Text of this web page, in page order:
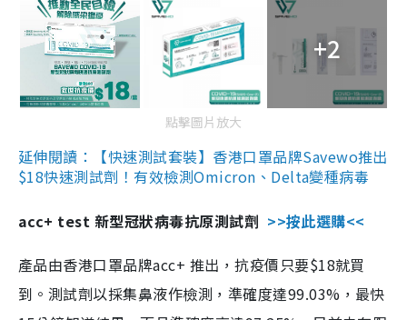
+2
點擊圖片放大
延伸閱讀：【快速測試套裝】香港口罩品牌Savewo推出
$18快速測試劑！有效檢測Omicron、Delta變種病毒
acc+ test 新型冠狀病毒抗原測試劑 >>按此選購<<
產品由香港口罩品牌acc+ 推出，抗疫價只要$18就買
到。測試劑以採集鼻液作檢測，準確度達99.03%，最快